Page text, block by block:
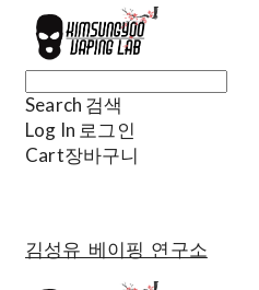
Search 검색
Log In 로그인
Cart장바구니
김성유 베이핑 연구소